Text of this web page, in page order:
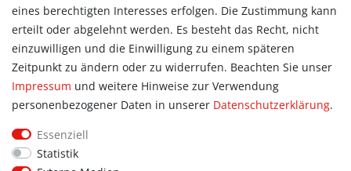
Allgemein
Kontakt
Datenschutzerklärung
AGB
Impressum
Informationen für Vereine
Informationen zur Beflockung
eines berechtigten Interesses erfolgen. Die Zustimmung kann
erteilt oder abgelehnt werden. Es besteht das Recht, nicht
einzuwilligen und die Einwilligung zu einem späteren
Zeitpunkt zu ändern oder zu widerrufen. Beachten Sie unser
Impressum und weitere Hinweise zur Verwendung
personenbezogener Daten in unserer Daten­schutz­erklärung.
Essenziell
Statistik